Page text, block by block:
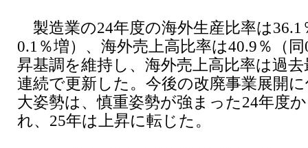
製造業の24年度の海外生産比率は36.1
0.1％増）、海外売上高比率は40.9％（
昇基調を維持し、海外売上高比率は過
連続で更新した。今後の改廃事業展開
大姿勢は、慎重姿勢が強まった24年度
れ、25年は上昇に転じた。